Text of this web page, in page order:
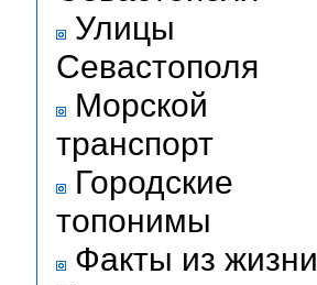
Улицы
Севастополя
Морской
транспорт
Городские
топонимы
Факты из жизни